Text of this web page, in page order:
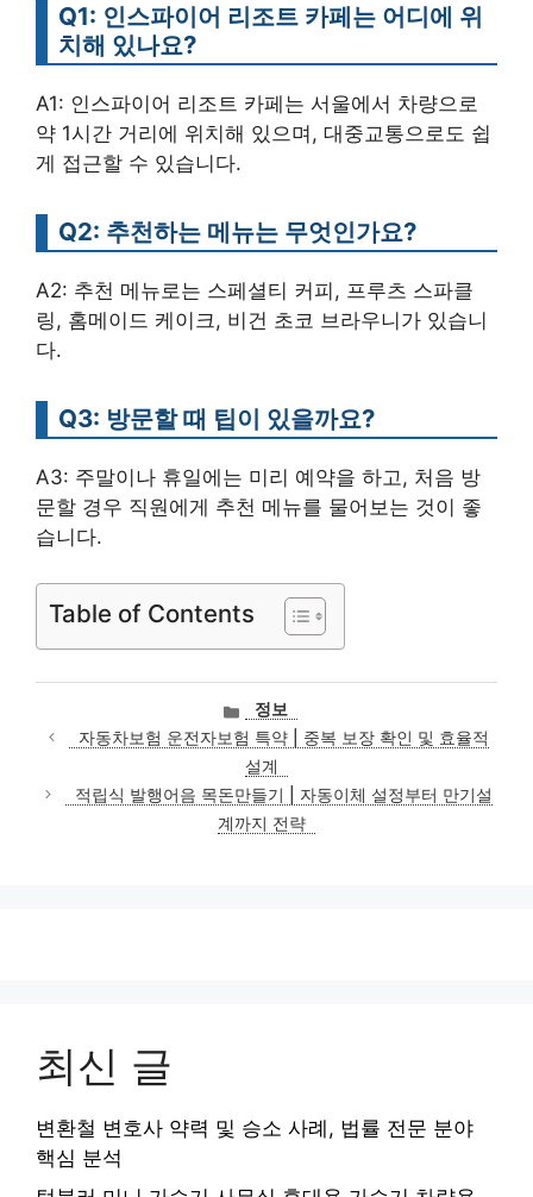
Q1: 인스파이어 리조트 카페는 어디에 위
치해 있나요?
A1: 인스파이어 리조트 카페는 서울에서 차량으로
약 1시간 거리에 위치해 있으며, 대중교통으로도 쉽
게 접근할 수 있습니다.
Q2: 추천하는 메뉴는 무엇인가요?
A2: 추천 메뉴로는 스페셜티 커피, 프루츠 스파클
링, 홈메이드 케이크, 비건 초코 브라우니가 있습니
다.
Q3: 방문할 때 팁이 있을까요?
A3: 주말이나 휴일에는 미리 예약을 하고, 처음 방
문할 경우 직원에게 추천 메뉴를 물어보는 것이 좋
습니다.
Table of Contents
카
테
고
리
정보
자동차보험 운전자보험 특약 | 중복 보장 확인 및 효율적
설계
적립식 발행어음 목돈만들기 | 자동이체 설정부터 만기설
계까지 전략
최신 글
변환철 변호사 약력 및 승소 사례, 법률 전문 분야
핵심 분석